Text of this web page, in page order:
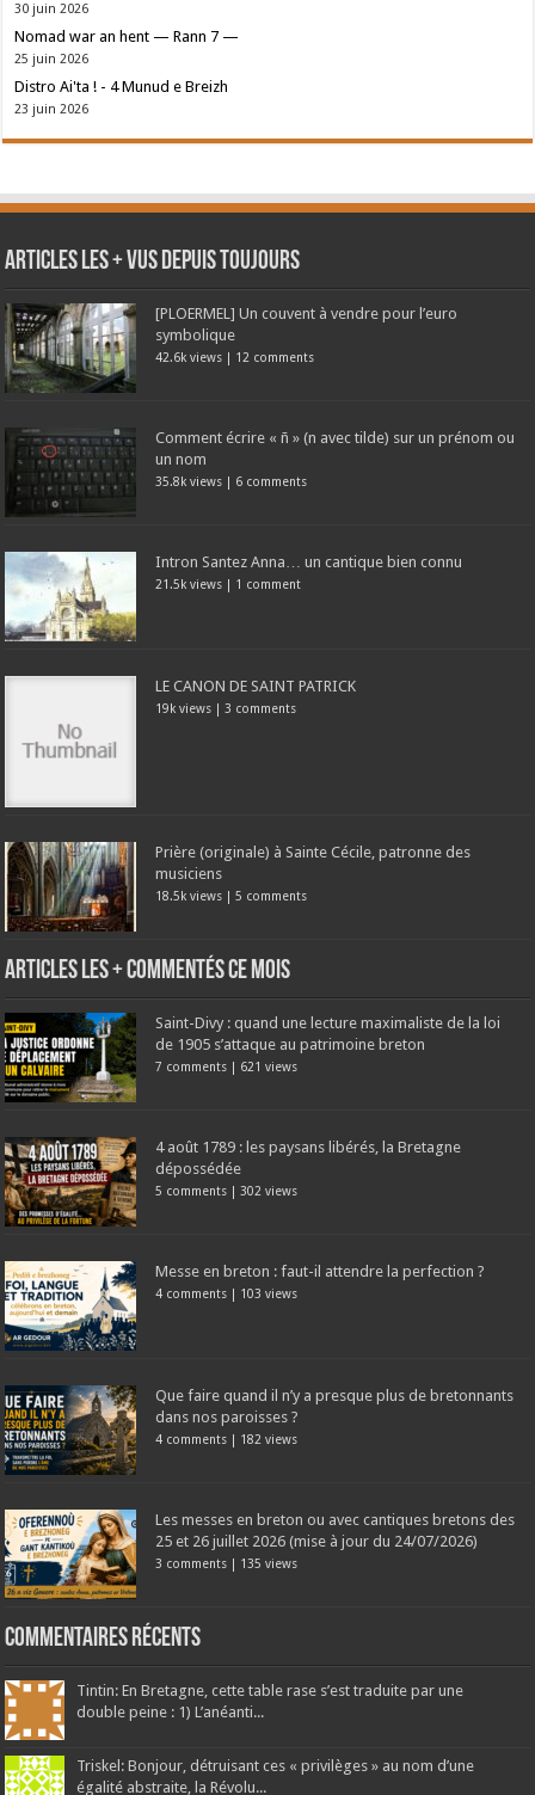
30 juin 2026
Nomad war an hent — Rann 7 —
25 juin 2026
Distro Ai'ta ! - 4 Munud e Breizh
23 juin 2026
Articles les + vus depuis toujours
[PLOERMEL] Un couvent à vendre pour l’euro
symbolique
42.6k views | 12 comments
Comment écrire « ñ » (n avec tilde) sur un prénom ou
un nom
35.8k views | 6 comments
Intron Santez Anna… un cantique bien connu
21.5k views | 1 comment
LE CANON DE SAINT PATRICK
19k views | 3 comments
Prière (originale) à Sainte Cécile, patronne des
musiciens
18.5k views |5 comments
Articles les + commentés ce mois
Saint-Divy : quand une lecture maximaliste de la loi
de 1905 s’attaque au patrimoine breton
7 comments | 621 views
4 août 1789 : les paysans libérés, la Bretagne
dépossédée
5 comments | 302 views
Messe en breton : faut-il attendre la perfection ?
4 comments | 103 views
Que faire quand il n’y a presque plus de bretonnants
dans nos paroisses ?
4 comments | 182 views
Les messes en breton ou avec cantiques bretons des
25 et 26 juillet 2026 (mise à jour du 24/07/2026)
3 comments | 135 views
Commentaires récents
Tintin: En Bretagne, cette table rase s’est traduite par une
double peine : 1) L’anéanti...
Triskel: Bonjour, détruisant ces « privilèges » au nom d’une
égalité abstraite, la Révolu...